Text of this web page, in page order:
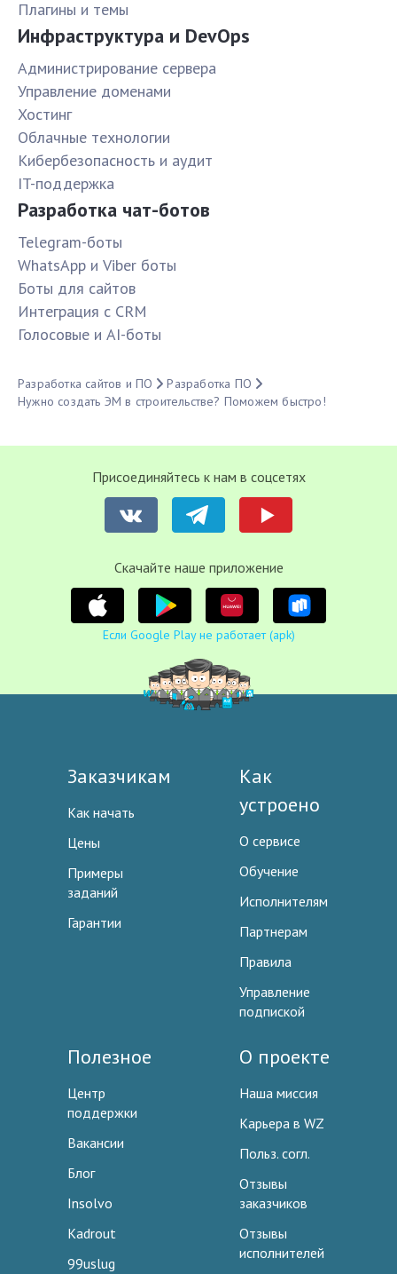
Плагины и темы
Инфраструктура и DevOps
Администрирование сервера
Управление доменами
Хостинг
Облачные технологии
Кибербезопасность и аудит
IT-поддержка
Разработка чат-ботов
Telegram-боты
WhatsApp и Viber боты
Боты для сайтов
Интеграция с CRM
Голосовые и AI-боты
Разработка сайтов и ПО
Разработка ПО
Нужно создать ЭМ в строительстве? Поможем быстро!
Присоединяйтесь к нам в соцсетях
Cкачайте наше приложение
Если Google Play не работает (apk)
Заказчикам
Как начать
Цены
Примеры
заданий
Гарантии
Как
устроено
О сервисе
Обучение
Исполнителям
Партнерам
Правила
Управление
подпиской
Полезное
Центр
поддержки
Вакансии
Блог
Insolvo
Kadrout
99uslug
О проекте
Наша миссия
Карьера в WZ
Польз. согл.
Отзывы
заказчиков
Отзывы
исполнителей